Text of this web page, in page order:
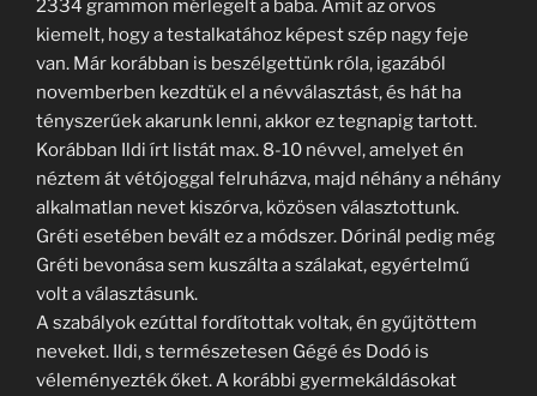
2334 grammon mérlegelt a baba. Amit az orvos
kiemelt, hogy a testalkatához képest szép nagy feje
van. Már korábban is beszélgettünk róla, igazából
novemberben kezdtük el a névválasztást, és hát ha
tényszerűek akarunk lenni, akkor ez tegnapig tartott.
Korábban Ildi írt listát max. 8-10 névvel, amelyet én
néztem át vétójoggal felruházva, majd néhány a néhány
alkalmatlan nevet kiszórva, közösen választottunk.
Gréti esetében bevált ez a módszer. Dórinál pedig még
Gréti bevonása sem kuszálta a szálakat, egyértelmű
volt a választásunk.
A szabályok ezúttal fordítottak voltak, én gyűjtöttem
neveket. Ildi, s természetesen Gégé és Dodó is
véleményezték őket. A korábbi gyermekáldásokat